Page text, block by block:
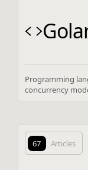
Programming
concurrency
67 Articles